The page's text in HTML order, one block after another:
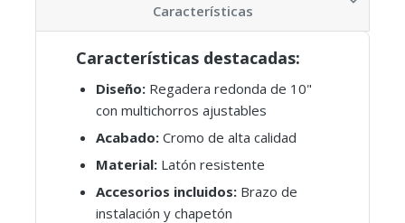
Características destacadas:
Diseño: Regadera redonda de 10"
con multichorros ajustables
Acabado: Cromo de alta calidad
Material: Latón resistente
Accesorios incluidos: Brazo de
instalación y chapetón
Características